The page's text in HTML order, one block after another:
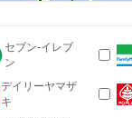
セブン-イレブ
ン
デイリーヤマザ
キ